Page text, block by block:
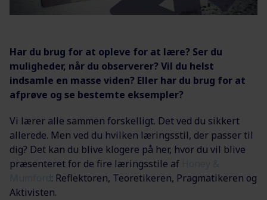
Har du brug for at opleve for at lære? Ser du
muligheder, når du observerer? Vil du helst
indsamle en masse viden? Eller har du brug for at
afprøve og se bestemte eksempler?
Vi lærer alle sammen forskelligt. Det ved du sikkert
allerede. Men ved du hvilken læringsstil, der passer til
dig? Det kan du blive klogere på her, hvor du vil blive
præsenteret for de fire læringsstile af
: Reflektoren, Teoretikeren, Pragmatikeren og
Aktivisten.